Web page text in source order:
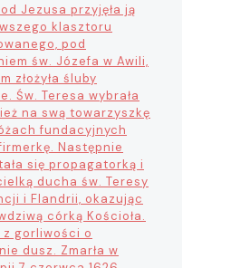
Jezusa przyjęła ją
klasztoru
pod
św. Józefa w Awili,
złożyła śluby
Św. Teresa wybrała
na swą towarzyszkę
fundacyjnych
Następnie
się propagatorką i
ducha św. Teresy
i Flandrii, okazując
córką Kościoła.
z gorliwości o
dusz. Zmarła w